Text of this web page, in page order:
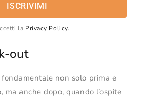
la Privacy Policy.
ISCRIVIMI
out
fondamentale non solo prima e
ma anche dopo, quando l’ospite